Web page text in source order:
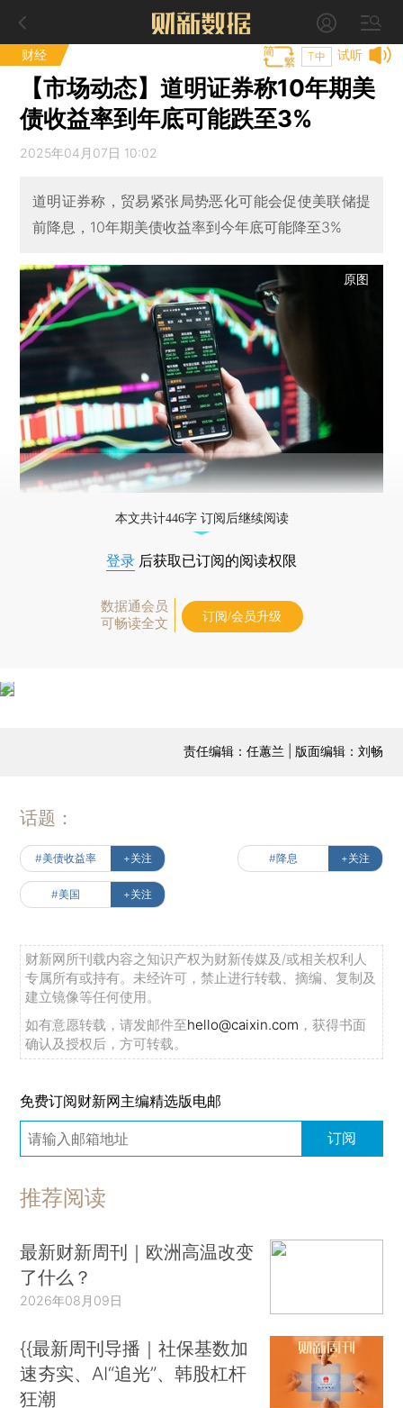
财经 试听
T中
【市场动态】道明证券称10年期美
债收益率到年底可能跌至3%
2025年04月07日 10:02
道明证券称，贸易紧张局势恶化可能会促使美联储提
前降息，10年期美债收益率到今年底可能降至3%
原图
本文共计446字 订阅后继续阅读
登录 后获取已订阅的阅读权限
数据通会员
可畅读全文
订阅/会员升级
责任编辑：任蕙兰 | 版面编辑：刘畅
话题：
#美债收益率 +关注 #降息 +关注
#美国 +关注
财新网所刊载内容之知识产权为财新传媒及/或相关权利人
专属所有或持有。未经许可，禁止进行转载、摘编、复制及
建立镜像等任何使用。
如有意愿转载，请发邮件至hello@caixin.com ，获得书面
确认及授权后，方可转载。
免费订阅财新网主编精选版电邮
订阅
推荐阅读
最新财新周刊｜欧洲高温改变
了什么？
2026年08月09日
{{最新周刊导播｜社保基数加
速夯实、AI“追光”、韩股杠杆
狂潮